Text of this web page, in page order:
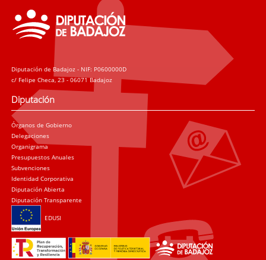
Diputación de Badajoz - NIF: P0600000D
c/ Felipe Checa, 23 - 06071 Badajoz
Diputación
Órganos de Gobierno
Delegaciones
Organigrama
Presupuestos Anuales
Subvenciones
Identidad Corporativa
Diputación Abierta
Diputación Transparente
EDUSI